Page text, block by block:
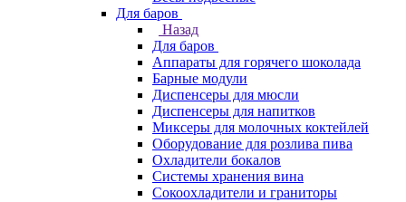
Для баров
Назад
Для баров
Аппараты для горячего шоколада
Барные модули
Диспенсеры для мюсли
Диспенсеры для напитков
Миксеры для молочных коктейлей
Оборудование для розлива пива
Охладители бокалов
Системы хранения вина
Сокоохладители и граниторы